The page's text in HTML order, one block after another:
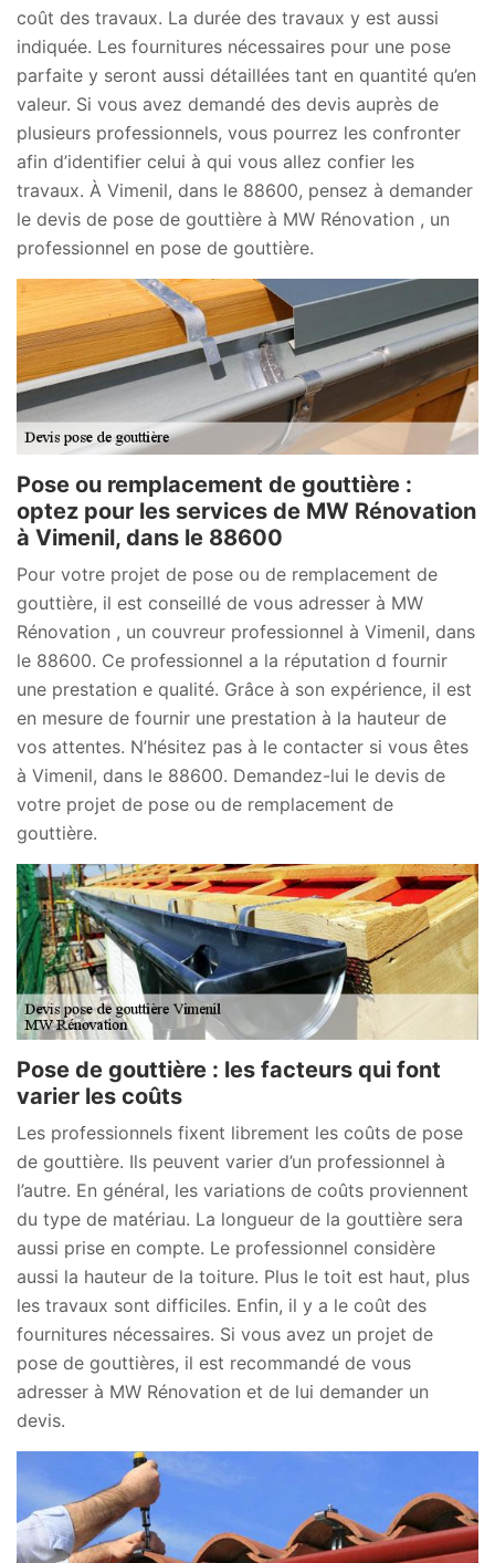
coût des travaux. La durée des travaux y est aussi
indiquée. Les fournitures nécessaires pour une pose
parfaite y seront aussi détaillées tant en quantité qu’en
valeur. Si vous avez demandé des devis auprès de
plusieurs professionnels, vous pourrez les confronter
afin d’identifier celui à qui vous allez confier les
travaux. À Vimenil, dans le 88600, pensez à demander
le devis de pose de gouttière à MW Rénovation , un
professionnel en pose de gouttière.
Pose ou remplacement de gouttière :
optez pour les services de MW Rénovation
à Vimenil, dans le 88600
Pour votre projet de pose ou de remplacement de
gouttière, il est conseillé de vous adresser à MW
Rénovation , un couvreur professionnel à Vimenil, dans
le 88600. Ce professionnel a la réputation d fournir
une prestation e qualité. Grâce à son expérience, il est
en mesure de fournir une prestation à la hauteur de
vos attentes. N’hésitez pas à le contacter si vous êtes
à Vimenil, dans le 88600. Demandez-lui le devis de
votre projet de pose ou de remplacement de
gouttière.
Pose de gouttière : les facteurs qui font
varier les coûts
Les professionnels fixent librement les coûts de pose
de gouttière. Ils peuvent varier d’un professionnel à
l’autre. En général, les variations de coûts proviennent
du type de matériau. La longueur de la gouttière sera
aussi prise en compte. Le professionnel considère
aussi la hauteur de la toiture. Plus le toit est haut, plus
les travaux sont difficiles. Enfin, il y a le coût des
fournitures nécessaires. Si vous avez un projet de
pose de gouttières, il est recommandé de vous
adresser à MW Rénovation et de lui demander un
devis.